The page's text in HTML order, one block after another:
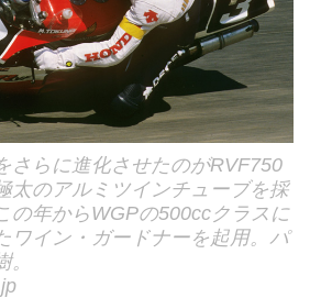
さらに進化させたのがRVF750
太のアルミツインチューブを採
の年からWGPの500ccクラスに
ワイン・ガードナーを起用。パ